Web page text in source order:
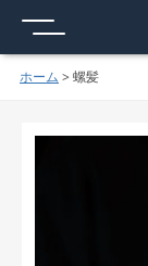
ホーム > 螺髪